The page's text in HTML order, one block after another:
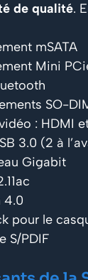
de qualité.
mSATA
Mini
SO-
: HDMI
3.0 (2 à
Gigabit
4.0
pour le
S/PDIF